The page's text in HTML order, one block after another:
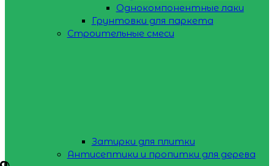
Однокомпонентные лаки
Грунтовки для паркета
Строительные смеси
Затирки для плитки
Антисептики и пропитки для дерева